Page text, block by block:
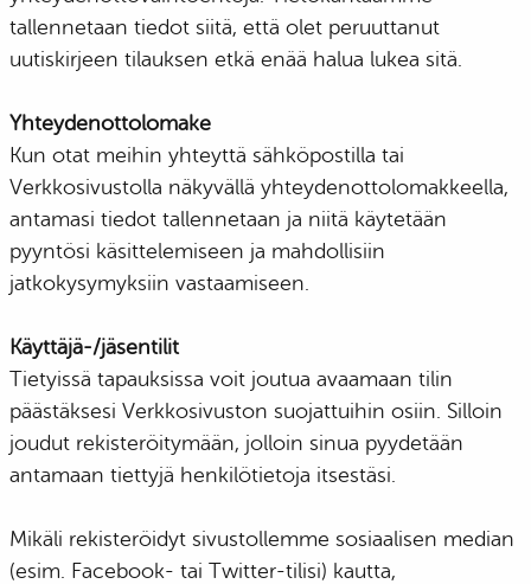
tallennetaan tiedot siitä, että olet peruuttanut
uutiskirjeen tilauksen etkä enää halua lukea sitä.
Yhteydenottolomake
Kun otat meihin yhteyttä sähköpostilla tai
Verkkosivustolla näkyvällä yhteydenottolomakkeella,
antamasi tiedot tallennetaan ja niitä käytetään
pyyntösi käsittelemiseen ja mahdollisiin
jatkokysymyksiin vastaamiseen.
Käyttäjä-/jäsentilit
Tietyissä tapauksissa voit joutua avaamaan tilin
päästäksesi Verkkosivuston suojattuihin osiin. Silloin
joudut rekisteröitymään, jolloin sinua pyydetään
antamaan tiettyjä henkilötietoja itsestäsi.
Mikäli rekisteröidyt sivustollemme sosiaalisen median
(esim. Facebook- tai Twitter-tilisi) kautta,